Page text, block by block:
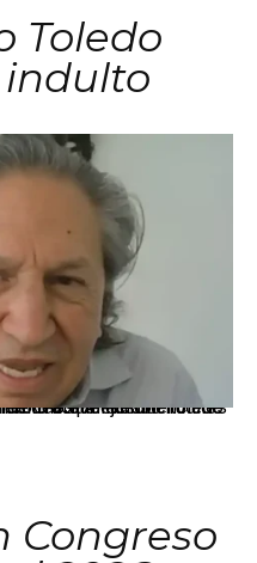
Toledo
evaluada por la Comisión de Gracias Presidenciales conforme al procedimiento establecido.
Congreso